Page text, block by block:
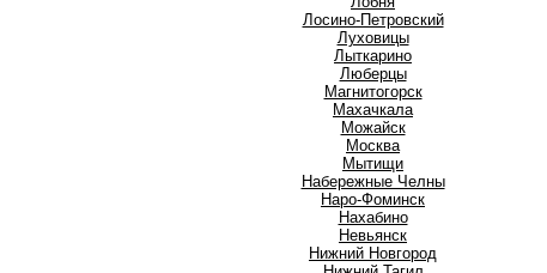
Лосино-Петровский
Луховицы
Лыткарино
Люберцы
Магнитогорск
Махачкала
Можайск
Москва
Мытищи
Набережные Челны
Наро-Фоминск
Нахабино
Невьянск
Нижний Новгород